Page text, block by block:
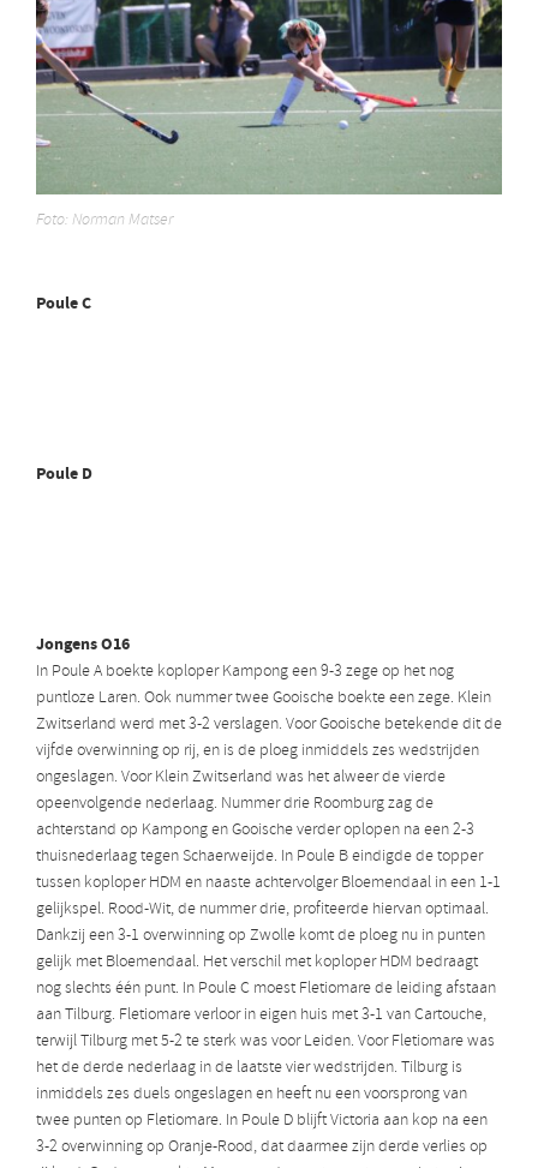
Foto: Norman Matser
Poule C
Poule D
Jongens O16
In Poule A boekte koploper Kampong een 9-3 zege op het nog
puntloze Laren. Ook nummer twee Gooische boekte een zege. Klein
Zwitserland werd met 3-2 verslagen. Voor Gooische betekende dit de
vijfde overwinning op rij, en is de ploeg inmiddels zes wedstrijden
ongeslagen. Voor Klein Zwitserland was het alweer de vierde
opeenvolgende nederlaag. Nummer drie Roomburg zag de
achterstand op Kampong en Gooische verder oplopen na een 2-3
thuisnederlaag tegen Schaerweijde. In Poule B eindigde de topper
tussen koploper HDM en naaste achtervolger Bloemendaal in een 1-1
gelijkspel. Rood-Wit, de nummer drie, profiteerde hiervan optimaal.
Dankzij een 3-1 overwinning op Zwolle komt de ploeg nu in punten
gelijk met Bloemendaal. Het verschil met koploper HDM bedraagt
nog slechts één punt. In Poule C moest Fletiomare de leiding afstaan
aan Tilburg. Fletiomare verloor in eigen huis met 3-1 van Cartouche,
terwijl Tilburg met 5-2 te sterk was voor Leiden. Voor Fletiomare was
het de derde nederlaag in de laatste vier wedstrijden. Tilburg is
inmiddels zes duels ongeslagen en heeft nu een voorsprong van
twee punten op Fletiomare. In Poule D blijft Victoria aan kop na een
3-2 overwinning op Oranje-Rood, dat daarmee zijn derde verlies op